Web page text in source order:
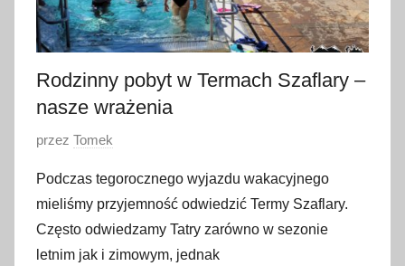
2
0
2
Rodzinny pobyt w Termach Szaflary –
nasze wrażenia
O
u
b
l
i
przez Tomek
Podczas tegorocznego wyjazdu wakacyjnego
mieliśmy przyjemność odwiedzić Termy Szaflary.
Często odwiedzamy Tatry zarówno w sezonie
letnim jak i zimowym, jednak